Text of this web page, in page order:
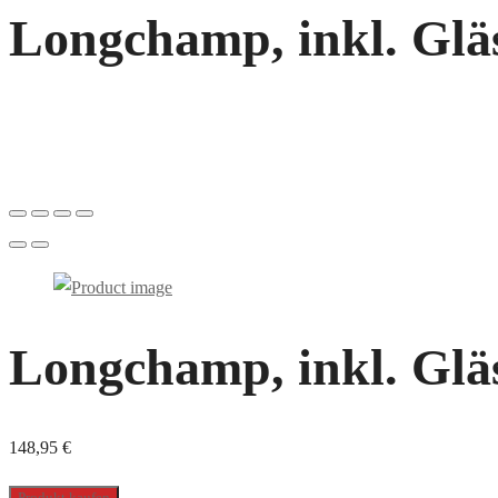
Longchamp, inkl.
Longchamp, inkl.
148,95 €